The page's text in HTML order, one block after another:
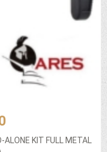
KIT FULL METAL